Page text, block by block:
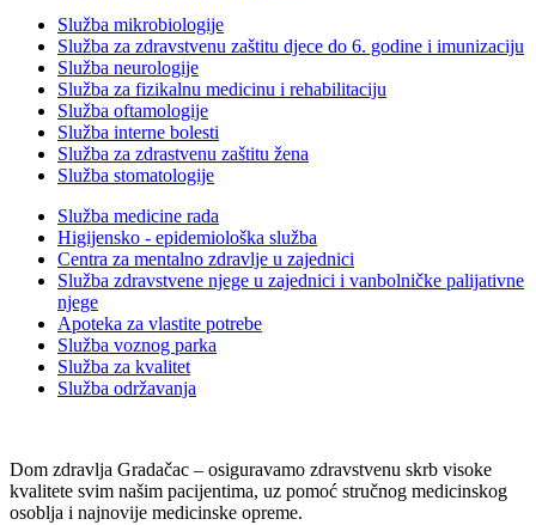
Služba mikrobiologije
Služba za zdravstvenu zaštitu djece do 6. godine i imunizaciju
Služba neurologije
Služba za fizikalnu medicinu i rehabilitaciju
Služba oftamologije
Služba interne bolesti
Služba za zdrastvenu zaštitu žena
Služba stomatologije
Služba medicine rada
Higijensko - epidemiološka služba
Centra za mentalno zdravlje u zajednici
Služba zdravstvene njege u zajednici i vanbolničke palijativne
njege
Apoteka za vlastite potrebe
Služba voznog parka
Služba za kvalitet
Služba održavanja
Dom zdravlja Gradačac – osiguravamo zdravstvenu skrb visoke
kvalitete svim našim pacijentima, uz pomoć stručnog medicinskog
osoblja i najnovije medicinske opreme.